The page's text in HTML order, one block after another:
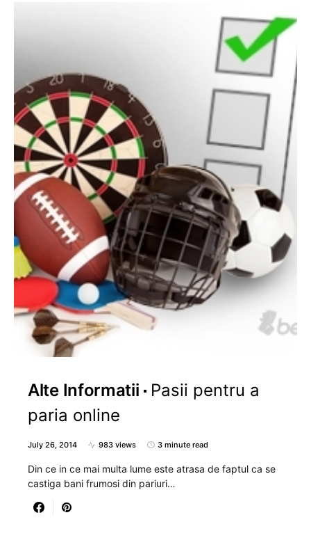
Alte Informatii
Pasii pentru a
paria online
July 26, 2014 983 views 3 minute read
Din ce in ce mai multa lume este atrasa de faptul ca se
castiga bani frumosi din pariuri…